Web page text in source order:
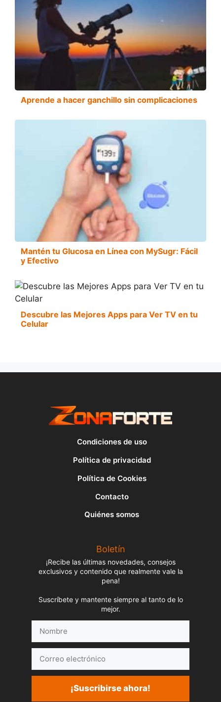
Aprende a hacer ganchillo sin complicaciones
Mantén tu Glucosa en Línea con MySugr: Fácil
y Efectivo
Descubre las Mejores Apps para Ver TV en tu
Celular
Condiciones de uso
Política de privacidad
Política de Cookies
Contacto
Quiénes somos
Boletín
¡Recibe las últimas novedades, consejos
exclusivos y contenido que realmente vale la
pena!
Suscríbete y mantente siempre al tanto de lo
mejor.
electrónico
¡Suscribirse ahora!